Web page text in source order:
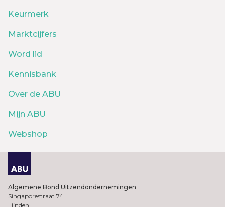
Keurmerk
Marktcijfers
Word lid
Kennisbank
Over de ABU
Mijn ABU
Webshop
Algemene Bond Uitzendondernemingen
Singaporestraat 74
Lijnden